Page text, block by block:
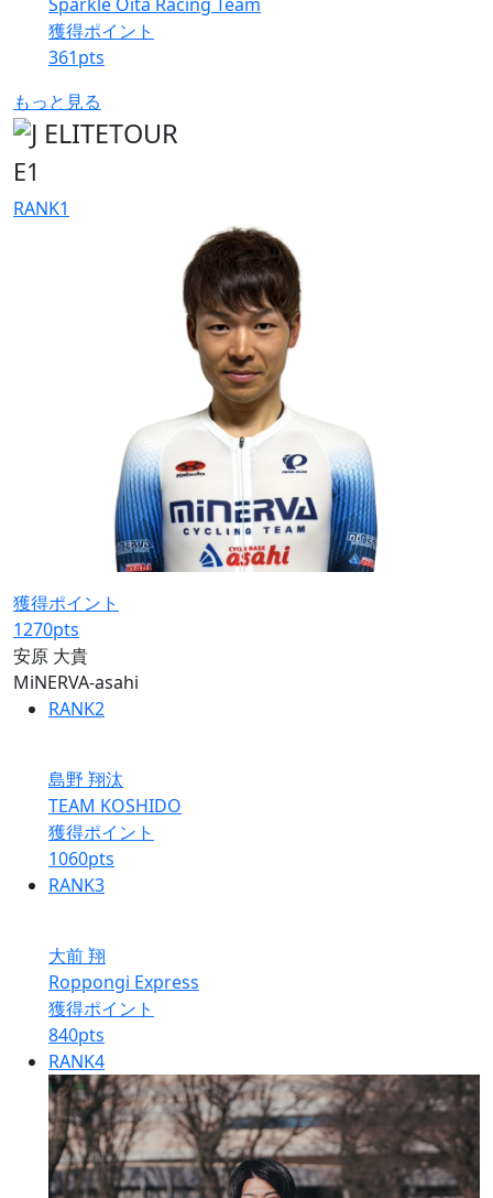
獲得ポイント
361pts
もっと見る
E1
RANK1
獲得ポイント
1270pts
安原 大貴
MiNERVA-asahi
RANK2
島野 翔汰
TEAM KOSHIDO
獲得ポイント
1060pts
RANK3
大前 翔
Roppongi Express
獲得ポイント
840pts
RANK4